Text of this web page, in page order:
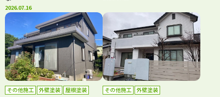
2026.07.16
その他施工 外壁塗装 屋根塗装 その他施工 外壁塗装